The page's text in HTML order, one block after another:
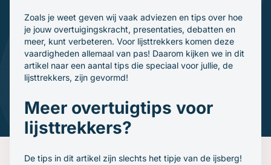
Brancheverenigingen
Ondernemingsraden
Downloads
Ons verhaal
Ons team
Inschrijven
Contact
Zoals je weet geven wij vaak adviezen en tips over hoe
je jouw overtuigingskracht, presentaties, debatten en
meer, kunt verbeteren. Voor lijsttrekkers komen deze
vaardigheden allemaal van pas! Daarom kijken we in dit
artikel naar een aantal tips die speciaal voor jullie, de
lijsttrekkers, zijn gevormd!
Meer overtuigtips voor
lijsttrekkers?
De tips in dit artikel zijn slechts het tipje van de ijsberg!